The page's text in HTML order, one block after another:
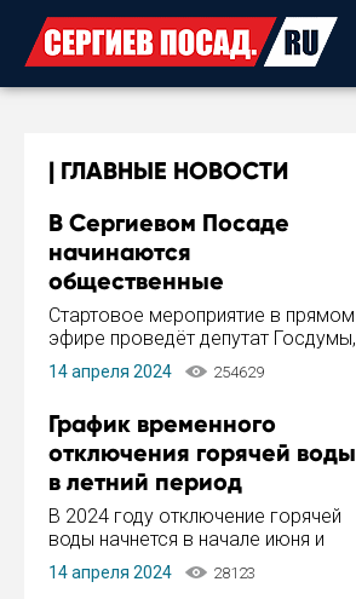
ГЛАВНЫЕ НОВОСТИ
В Сергиевом Посаде
начинаются
общественные
обсуждения Стратегии
развития города
Стартовое мероприятие в прямом
эфире проведёт депутат Госдумы,
инициатор и автор Концепции
развития Сергиева Посада и
Пахомов.
14 апреля 2024 254629
График временного
отключения горячей воды
в летний период
В 2024 году отключение горячей
воды начнется в начале июня и
завершится в конце августа.
Период отключения составит не
14 апреля 2024 28123